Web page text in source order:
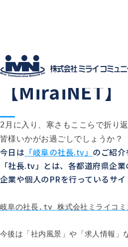
社員ブログ
2015.02.05 中の人の日常
【MiraiNET
2月に入り、寒さもここらで折り
皆様いかがお過ごしでしょうか？
今日は 「岐阜の社長.tv」 のご紹介
「社長.tv」とは、各都道府県企
企業や個人のPRを行っているサ
岐阜の社長.tv 株式会社ミライコ
今後は「社内風景」や「求人情報」